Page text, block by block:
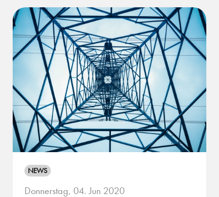
NEWS
Donnerstag, 04. Jun 2020